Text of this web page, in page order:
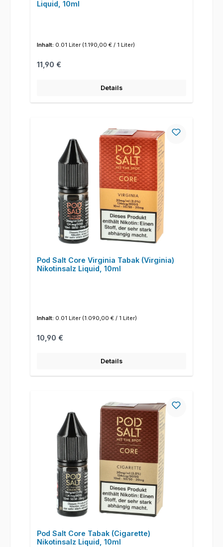
Liquid, 10ml
Inhalt: 0.01 Liter (1.190,00 € / 1 Liter)
Regulärer Preis:
11,90 €
Details
Pod Salt Core Virginia Tabak (Virginia)
Nikotinsalz Liquid, 10ml
Inhalt: 0.01 Liter (1.090,00 € / 1 Liter)
Regulärer Preis:
10,90 €
Details
Pod Salt Core Tabak (Cigarette)
Nikotinsalz Liquid, 10ml